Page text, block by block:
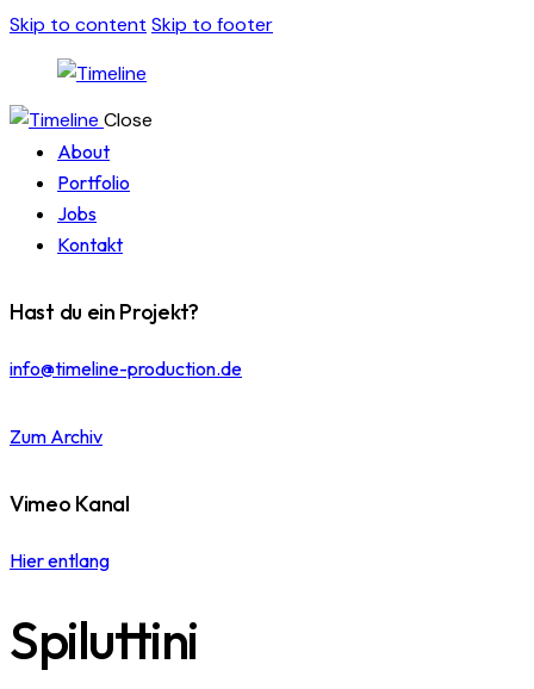
Skip to content Skip to footer
Close
About
Portfolio
Jobs
Kontakt
Hast du ein Projekt?
info@timeline-production.de
Zum Archiv
Vimeo Kanal
Hier entlang
Spiluttini